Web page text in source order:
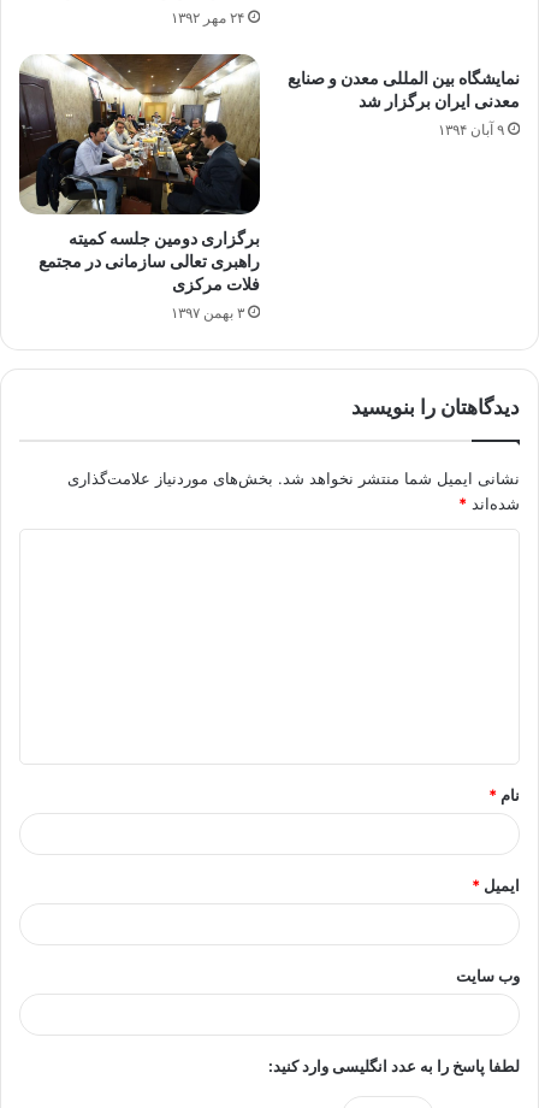
۲۴ مهر ۱۳۹۲
نمایشگاه بین المللی معدن و صنایع
معدنی ایران برگزار شد
۹ آبان ۱۳۹۴
برگزاری دومین جلسه کمیته
راهبری تعالی سازمانی در مجتمع
فلات مرکزی
۳ بهمن ۱۳۹۷
دیدگاهتان را بنویسید
نشانی ایمیل شما منتشر نخواهد شد. بخش‌های موردنیاز علامت‌گذاری
شده‌اند *
*
نام *
ایمیل *
وب‌ سایت
لطفا پاسخ را به عدد انگلیسی وارد کنید: